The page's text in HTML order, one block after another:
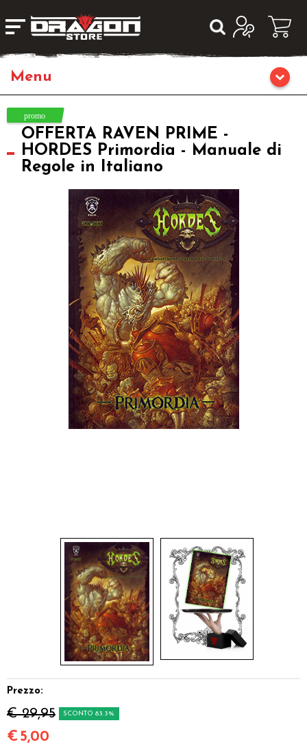
Giochi da Tavolo
Fumetti & Romanzi
Giochi di Carte Collezionabili
Giocattoli e Gadget
Offerte del Dragone
OFFERTA RAVEN PRIME -
HORDES Primordia - Manuale di
Regole in Italiano
Prezzo:
€ 29,95 SCONTO 83.3%
€ 5,00